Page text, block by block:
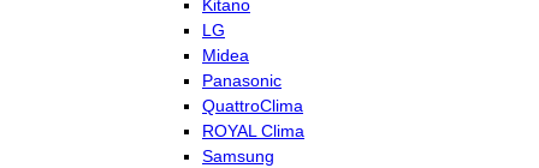
Kitano
LG
Midea
Panasonic
QuattroClima
ROYAL Clima
Samsung